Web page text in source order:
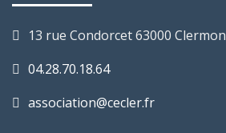
13 rue Condorcet 63000
04.28.70.18.64
association@cecler.fr